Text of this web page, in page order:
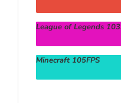
League of Legends
Minecraft 105FPS